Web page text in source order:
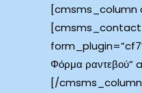
[cmsms_column
Φόρμα
[/